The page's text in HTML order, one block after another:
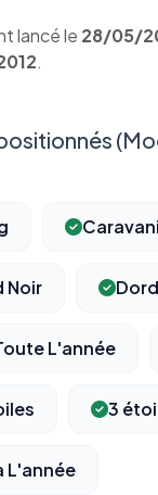
lancé le 28/05/
.
Noir
L'année
3
L'année